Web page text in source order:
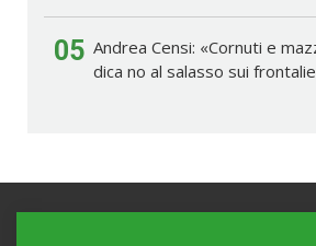
05 Andrea Censi: «Cornuti e
dica no al salasso sui